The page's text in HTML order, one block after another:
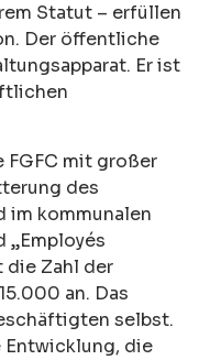
Statut – erfüllen
Der öffentliche
Er ist
FGFC mit großer
des
im kommunalen
„Employés
die Zahl der
an. Das
selbst.
die